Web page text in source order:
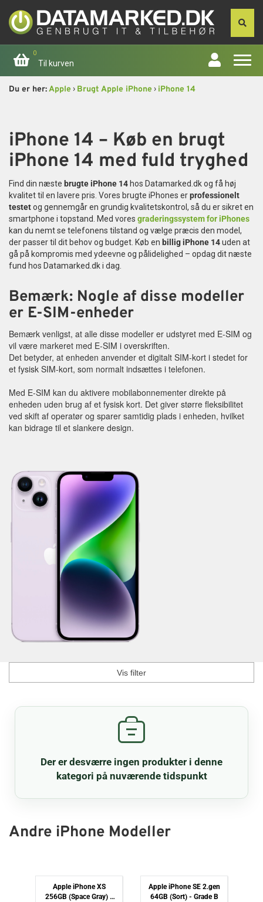
0
Til kurven
Computer
Skærme
Smartphone
Tablet
Reparationer og RMA
Reservedele
B2B-Opkøb
>>BACK-2-SCHOOL<<
Log ind
Du er her:Apple› Brugt Apple iPhone› iPhone 14
iPhone 14 – Køb en brugt
iPhone 14 med fuld tryghed
Find din næste brugte iPhone 14 hos Datamarked.dk og få høj
kvalitet til en lavere pris. Vores brugte iPhones erprofessionelt
testetog gennemgår en grundig kvalitetskontrol, så du er sikret en
smartphone i topstand. Med vores graderingssystem for iPhones
kan du nemt se telefonens tilstand og vælge præcis den model,
der passer til dit behov og budget. Køb en billig iPhone 14uden at
gå på kompromis med ydeevne og pålidelighed – opdag dit næste
fund hos Datamarked.dk i dag.
Bemærk: Nogle af disse modeller
er E-SIM-enheder
Bemærk venligst, at alle disse modeller er udstyret med E-SIM og
vil være markeret med E-SIM i overskriften.
Det betyder, at enheden anvender et digitalt SIM-kort i stedet for
et fysisk SIM-kort, som normalt indsættes i telefonen.
Med E-SIM kan du aktivere mobilabonnementer direkte på
enheden uden brug af et fysisk kort. Det giver større fleksibilitet
ved skift af operatør og sparer samtidig plads i enheden, hvilket
kan bidrage til et slankere design.
Vis filter
Der er desværre ingen produkter i denne
kategori på nuværende tidspunkt
Andre iPhone Modeller
Apple iPhone XS
256GB (Space Gray) -
Apple iPhone SE 2.gen
64GB (Sort) - Grade B